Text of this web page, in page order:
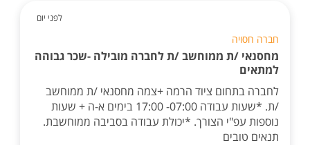
לפני יום
חברה חסויה
מחסנאי /ת ממוחשב /ת לחברה מובילה -שכר גבוהה
למתאים
לחברה בתחום ציוד הרמה +צמה מחסנאי /ת ממוחשב
/ת. *שעות עבודה 07:00- 17:00 בימים א-ה + שעות
נוספות עפ"י הצורך. *יכולת עבודה בסביבה ממוחשבת.
תנאים טובים